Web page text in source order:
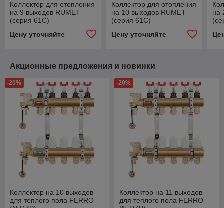
Коллектор для отопления
на 9 выходов RUMET
(серия 61С)
Цену уточняйте
Коллектор для отопления
на 10 выходов RUMET
(серия 61С)
Цену уточняйте
на
Акционные предложения и новинки
-20%
Коллектор на 10 выходов
для теплого пола FERRO
-20%
Коллектор на 11 выходов
для теплого пола FERRO